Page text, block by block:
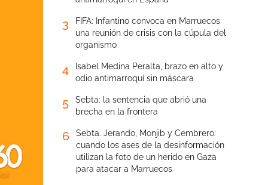
3
FIFA: Infantino convoca en Marruecos
una reunión de crisis con la cúpula del
organismo
4
Isabel Medina Peralta, brazo en alto y
odio antimarroquí sin máscara
5
Sebta: la sentencia que abrió una
brecha en la frontera
6
Sebta. Jerando, Monjib y Cembrero:
cuando los ases de la desinformación
utilizan la foto de un herido en Gaza
para atacar a Marruecos